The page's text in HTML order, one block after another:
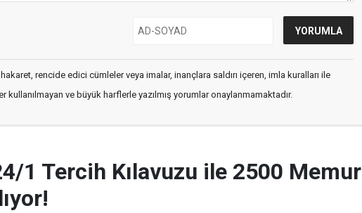
rencide edici cümleler veya imalar, inançlara saldırı içeren, imla kuralları ile
kullanılmayan ve büyük harflerle yazılmış yorumlar onaylanmamaktadır.
1 Tercih Kılavuzu ile 2500 Memur